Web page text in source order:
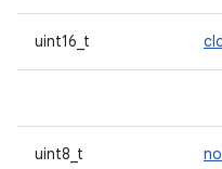
uint16_t
uint8_t